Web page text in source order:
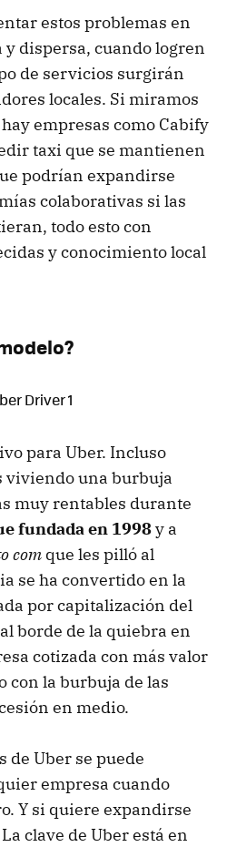
estos problemas en
dispersa, cuando logren
de servicios surgirán
locales. Si miramos
empresas como Cabify
taxi que se mantienen
podrían expandirse
colaborativas si las
todo esto con
y conocimiento local
para Uber. Incluso
viviendo una burbuja
muy rentables durante
fundada en 1998y a
com que les pilló al
se ha convertido en la
por capitalización del
borde de la quiebra en
cotizada con más valor
con la burbuja de las
en medio.
de Uber se puede
empresa cuando
Y si quiere expandirse
clave de Uber está en